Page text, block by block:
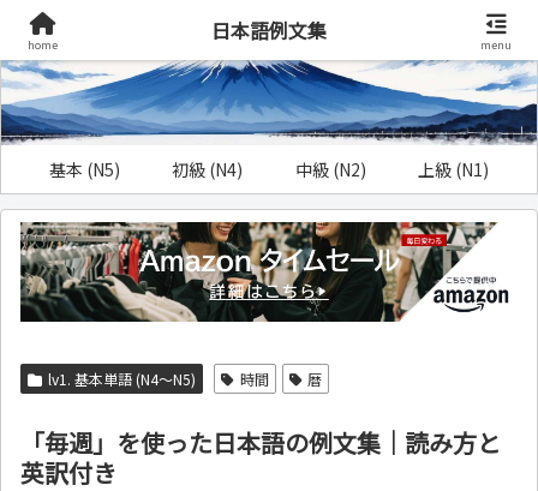
基本 (N5) 初級 (N4) 中級 (N2) 上級 (N1)
lv1. 基本単語 (N4～N5) 時間 暦
「毎週」を使った日本語の例文集｜読み方と
英訳付き
home
日本語例文集
menu